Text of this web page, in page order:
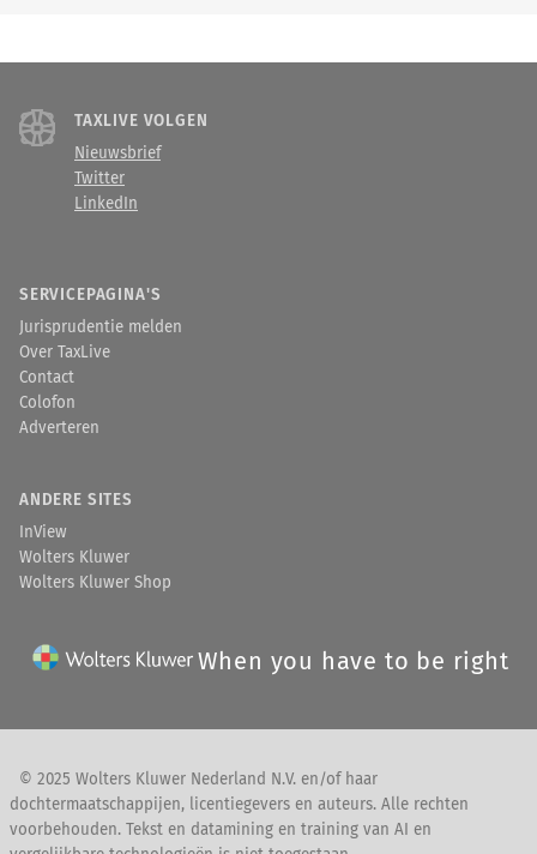
TAXLIVE VOLGEN
Nieuwsbrief
Twitter
LinkedIn
SERVICEPAGINA'S
Jurisprudentie melden
Over TaxLive
Contact
Colofon
Adverteren
ANDERE SITES
InView
Wolters Kluwer
Wolters Kluwer Shop
When you have to be right
© 2025 Wolters Kluwer Nederland N.V. en/of haar
dochtermaatschappijen, licentiegevers en auteurs. Alle rechten
voorbehouden. Tekst en datamining en training van AI en